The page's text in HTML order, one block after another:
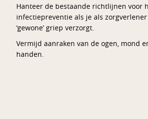
Hanteer de bestaande richtlijnen voor
infectiepreventie als je als
‘gewone’ griep verzorgt.
Vermijd aanraken van de ogen, mond
handen.